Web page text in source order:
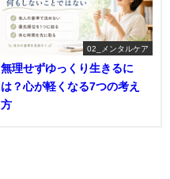
02_メンタルケア
無理せずゆっくり生きるに
は？心が軽くなる7つの考え
方